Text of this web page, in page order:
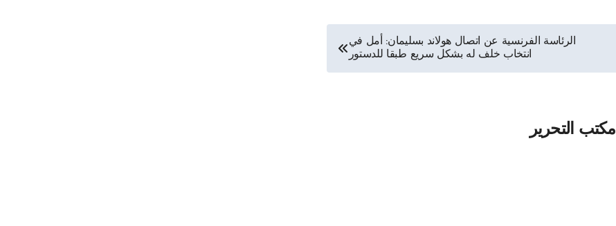
الرئاسة الفرنسية عن اتصال هولاند بسليمان: أمل في
انتخاب خلف له بشكل سريع طبقا للدستور
مكتب التحرير